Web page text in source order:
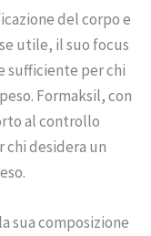
del corpo e
utile, il suo focus
sufficiente per chi
Formaksil, con
al controllo
desidera un
sua composizione